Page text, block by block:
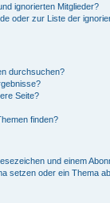
ignorierten Mitglieder?
oder zur Liste der
durchsuchen?
Seite?
finden?
und einem
setzen oder ein Thema